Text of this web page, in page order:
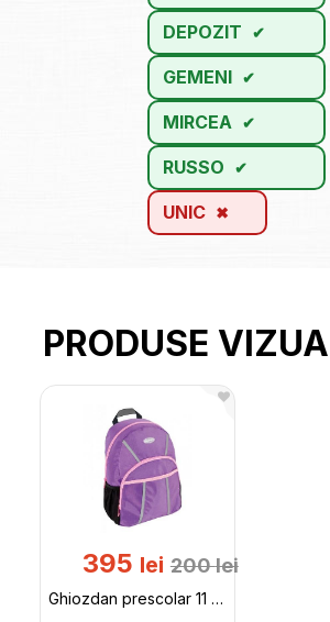
DEPOZIT
GEMENI
MIRCEA
RUSSO
UNIC
PRODUSE
395 lei 200lei
Ghiozdan prescolar 11 Fashion Violet CF85639